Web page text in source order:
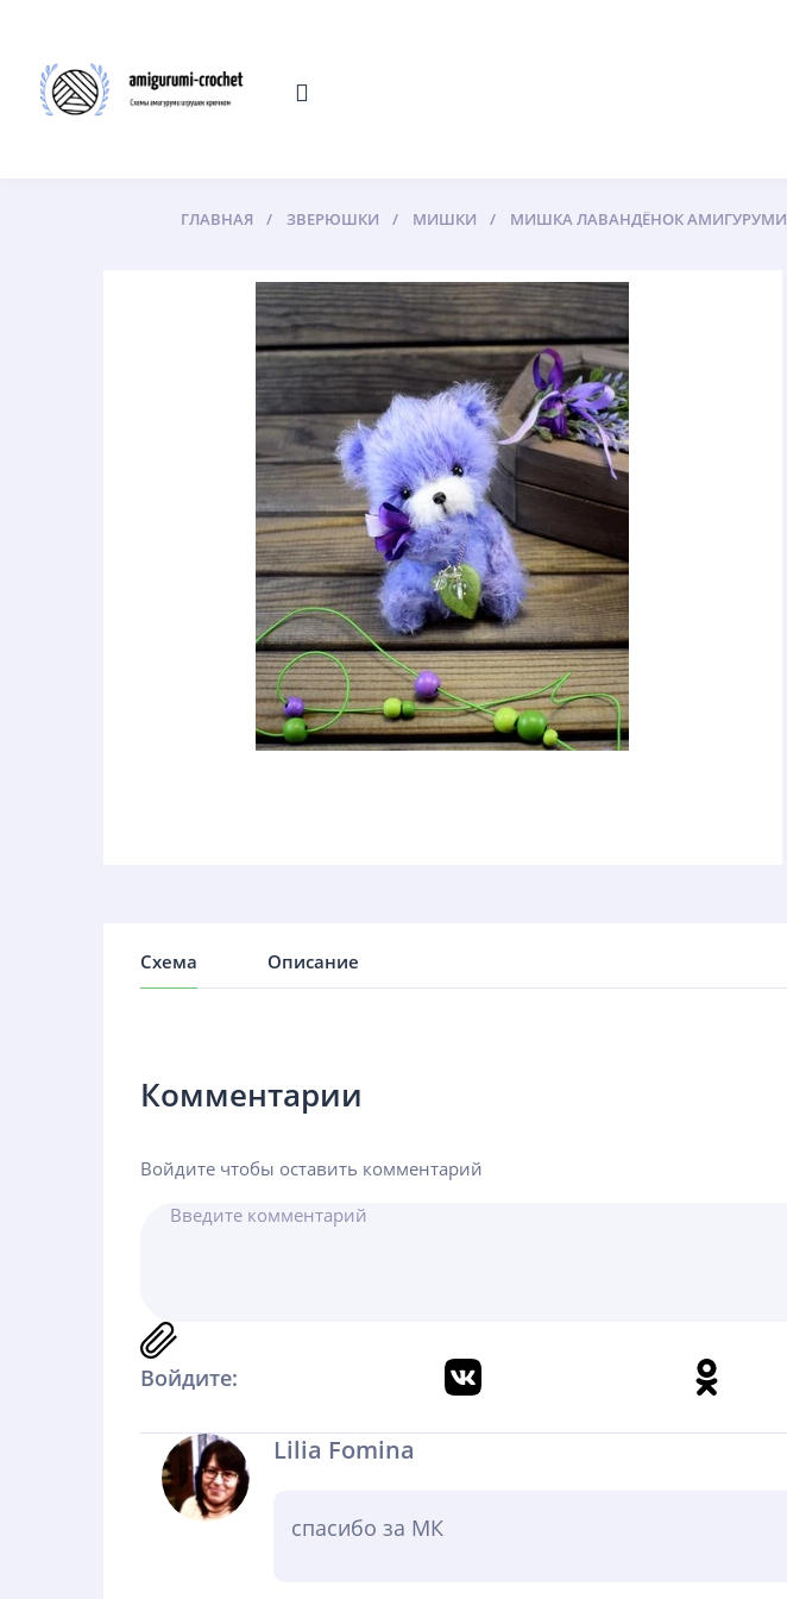
ГЛАВНАЯ ЗВЕРЮШКИ МИШКИ МИШКА ЛАВАНДЁНОК АМИГУРУМИ
Схема Описание
Комментарии
Войдите чтобы оставить комментарий
Войдите:
Lilia Fomina
спасибо за МК